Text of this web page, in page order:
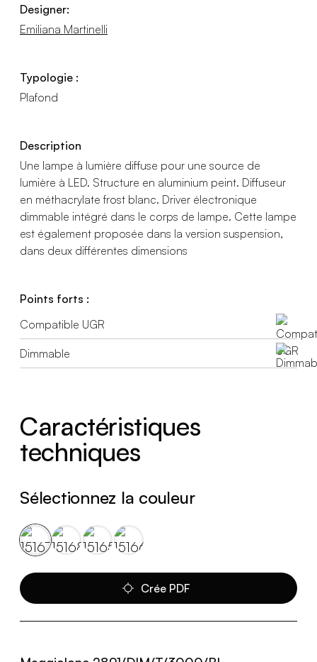
Designer:
Emiliana Martinelli
Typologie :
Plafond
Description
Une lampe à lumière diffuse pour une source de
lumière à LED. Structure en aluminium peint. Diffuseur
en méthacrylate frost blanc. Driver électronique
dimmable intégré dans le corps de lampe. Cette lampe
est également proposée dans la version suspension,
dans deux différentes dimensions
Points forts :
Compatible UGR
Dimmable
Caractéristiques
techniques
Sélectionnez la couleur
Crée PDF